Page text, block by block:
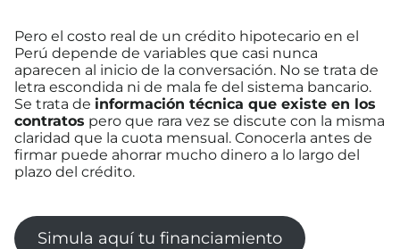
Pero el costo real de un crédito hipotecario en el
Perú depende de variables que casi nunca
aparecen al inicio de la conversación. No se trata de
letra escondida ni de mala fe del sistema bancario.
Se trata de información técnica que existe en los
contratos pero que rara vez se discute con la misma
claridad que la cuota mensual. Conocerla antes de
firmar puede ahorrar mucho dinero a lo largo del
plazo del crédito.
Simula aquí tu financiamiento